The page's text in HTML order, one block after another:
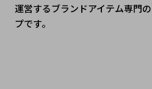
運営するブランドアイテム専門
プです。